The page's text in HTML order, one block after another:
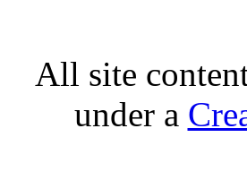
All site
under a